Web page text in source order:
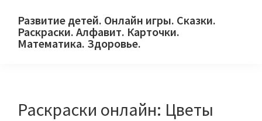
primary
main
primary
Развитие детей. Онлайн игры. Сказки.
Раскраски. Алфавит. Карточки.
Математика. Здоровье.
и
Раскраски онлайн: Цветы